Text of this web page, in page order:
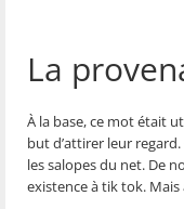
La
À la base, ce mot était
but d’attirer leur
les salopes du net. De
existence à tik tok.